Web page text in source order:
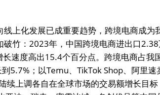
上化发展已成重要趋势，跨境电商成为
破竹：2023年，中国跨境电商进出口
速度高出15.4个百分点。跨境电商占我
5.7%；以Temu、TikTok Shop、阿里速
续上调各自在全球市场的交易额增长目标